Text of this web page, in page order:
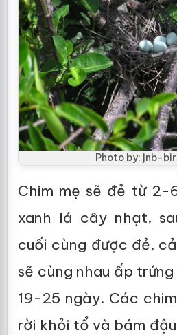
Photo by: jnb-
Chim mẹ sẽ đẻ từ 2-
xanh lá cây nhạt,
cuối cùng được đẻ,
sẽ cùng nhau ấp
19-25 ngày. Các
rời khỏi tổ và bám